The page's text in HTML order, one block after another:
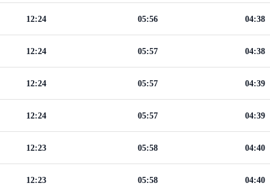
04:38
05:56
12:24
04:38
05:57
12:24
04:39
05:57
12:24
04:39
05:57
12:24
04:40
05:58
12:23
04:40
05:58
12:23